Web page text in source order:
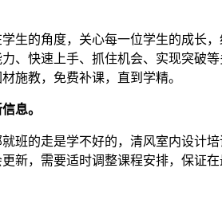
生的角度，关心每一位学生的成长
、快速上手、抓住机会、实现突破
施教，免费补课，直到学精。
息。
班的走是学不好的，清风室内设计
新，需要适时调整课程安排，保证